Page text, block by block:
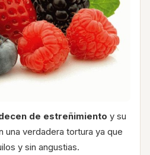
de estreñimiento y su
una verdadera tortura ya que
y sin angustias.